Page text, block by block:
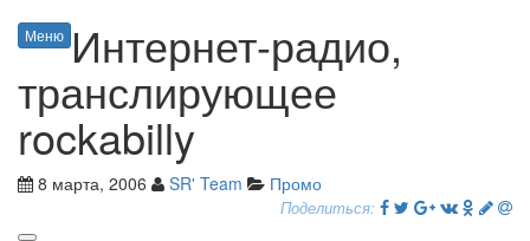
Меню Интернет-радио,
транслирующее
rockabilly
8 марта, 2006 SR' Team Промо
Поделиться: